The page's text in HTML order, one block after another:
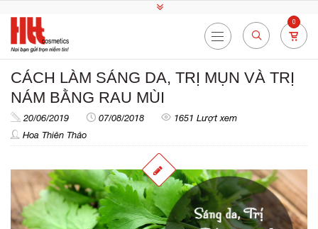
0
CÁCH LÀM SÁNG DA, TRỊ MỤN VÀ TRỊ
NÁM BẰNG RAU MÙI
20/06/2019 07/08/2018
1651 Lượt xem
Hoa Thiên Thảo